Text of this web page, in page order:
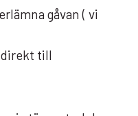
gåvan ( vi
till